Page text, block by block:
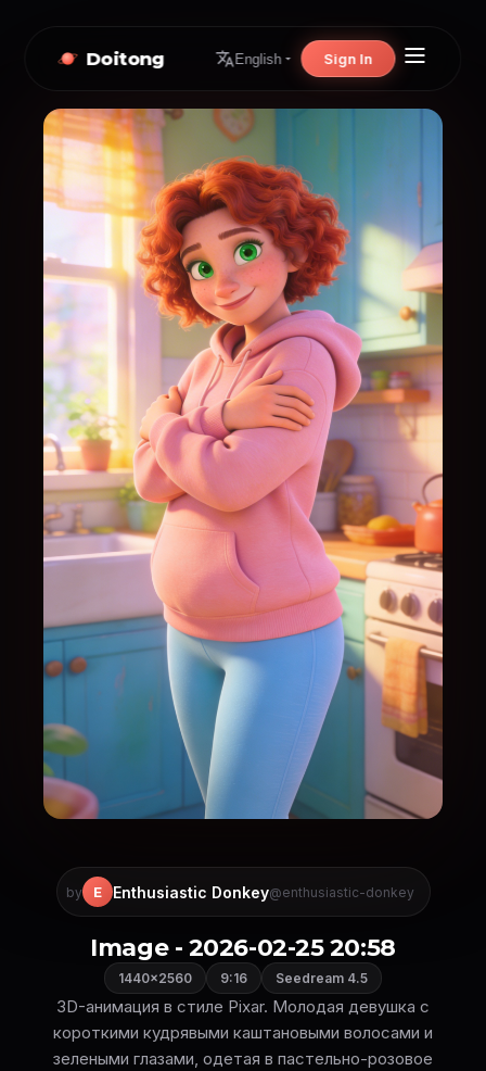
Doitong English Sign In
by E Enthusiastic Donkey@enthusiastic-donkey
Image - 2026-02-25 20:58
1440×2560 9:16 Seedream 4.5
3D-анимация в стиле Pixar. Молодая девушка с
короткими кудрявыми каштановыми волосами и
зелеными глазами, одетая в пастельно-розовое